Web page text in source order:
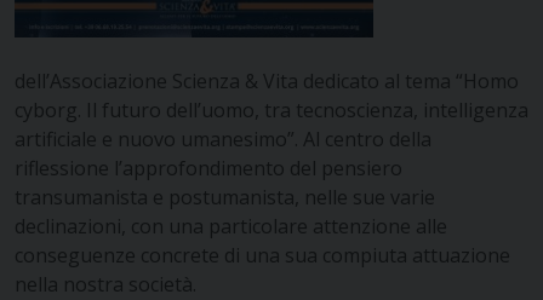
dell’Associazione Scienza & Vita dedicato al tema “Homo
cyborg. Il futuro dell’uomo, tra tecnoscienza, intelligenza
artificiale e nuovo umanesimo”. Al centro della
riflessione l’approfondimento del pensiero
transumanista e postumanista, nelle sue varie
declinazioni, con una particolare attenzione alle
conseguenze concrete di una sua compiuta attuazione
nella nostra società.